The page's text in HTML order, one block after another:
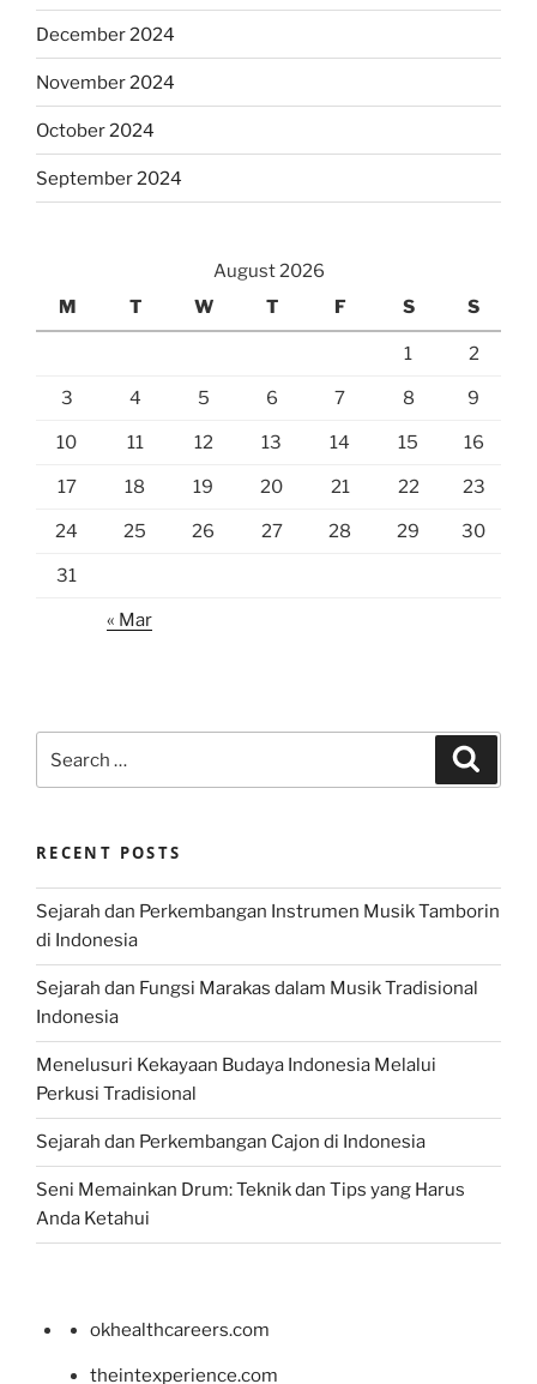
December 2024
November 2024
October 2024
September 2024
August 2026
M
T W T F S S
1 2
3 4 5 6 7 8 9
10 11 12 13 14 15 16
17 18 19 20 21 22 23
24 25 26 27 28 29 30
31
« Mar
for:
RECENT POSTS
Sejarah dan Perkembangan Instrumen Musik Tamborin
di Indonesia
Sejarah dan Fungsi Marakas dalam Musik Tradisional
Indonesia
Menelusuri Kekayaan Budaya Indonesia Melalui
Perkusi Tradisional
Sejarah dan Perkembangan Cajon di Indonesia
Seni Memainkan Drum: Teknik dan Tips yang Harus
Anda Ketahui
okhealthcareers.com
theintexperience.com